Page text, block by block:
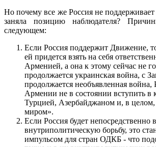
Но почему все же Россия не поддерживает
заняла позицию наблюдателя?
следующем:
Если Россия поддержит Движение,
ей придется взять на себя
Арменией, а она к этому сейчас не
продолжается украинская война, с
продолжается необъявленная война,
Армении не в состоянии вступить в
Турцией, Азербайджаном и, в
миром».
Если Россия будет непосредственно
внутриполитическую борьбу, это
импульсом для стран ОДКБ - что